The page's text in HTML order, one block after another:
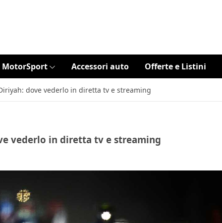
MotorSport Accessori auto Offerte e Listini
dove vederlo in diretta tv e streaming
vederlo in diretta tv e streaming